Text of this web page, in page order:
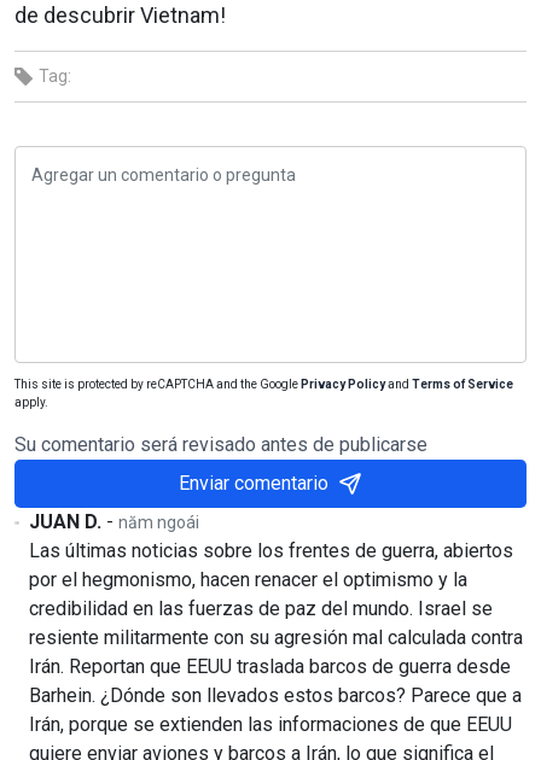
de descubrir Vietnam!
Tag:
This site is protected by reCAPTCHA and the Google Privacy Policyand Terms of Service
apply.
Su comentario será revisado antes de publicarse
Enviar comentario
JUAN D. - năm ngoái
Las últimas noticias sobre los frentes de guerra, abiertos
por el hegmonismo, hacen renacer el optimismo y la
credibilidad en las fuerzas de paz del mundo. Israel se
resiente militarmente con su agresión mal calculada contra
Irán. Reportan que EEUU traslada barcos de guerra desde
Barhein. ¿Dónde son llevados estos barcos? Parece que a
Irán, porque se extienden las informaciones de que EEUU
quiere enviar aviones y barcos a Irán, lo que significa el